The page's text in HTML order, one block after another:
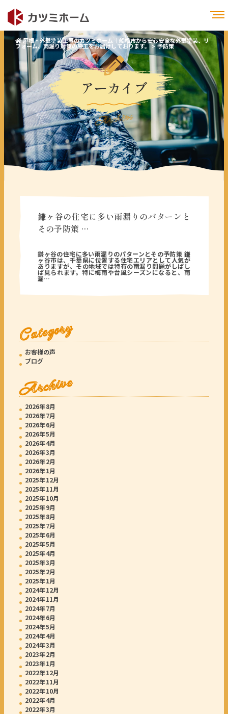
屋根・外壁塗装工事のカツミホーム｜船橋市から安心安全な外壁塗装、リ
フォーム、雨漏り対策の施工をお届けしております。>予防策
アーカイブ
Archive
鎌ヶ谷の住宅に多い雨漏りのパターンと
その予防策 …
鎌ヶ谷の住宅に多い雨漏りのパターンとその予防策 鎌
ヶ谷市は、千葉県に位置する住宅エリアとして人気が
ありますが、その地域では特有の雨漏り問題がしばし
ば見られます。特に梅雨や台風シーズンになると、雨
漏…
Category
お客様の声
ブログ
Archive
2026年8月
2026年7月
2026年6月
2026年5月
2026年4月
2026年3月
2026年2月
2026年1月
2025年12月
2025年11月
2025年10月
2025年9月
2025年8月
2025年7月
2025年6月
2025年5月
2025年4月
2025年3月
2025年2月
2025年1月
2024年12月
2024年11月
2024年7月
2024年6月
2024年5月
2024年4月
2024年3月
2023年2月
2023年1月
2022年12月
2022年11月
2022年10月
2022年4月
2022年3月